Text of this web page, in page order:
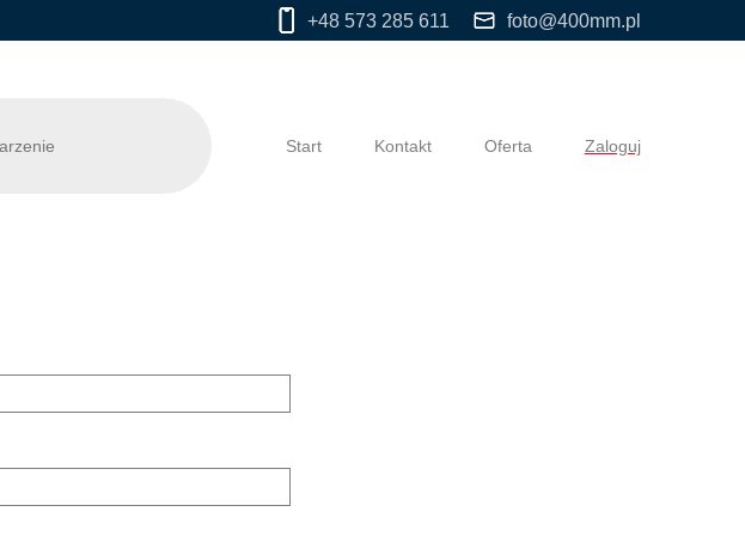
+48 573 285 611 foto@400mm.pl
Start Kontakt Oferta Zaloguj